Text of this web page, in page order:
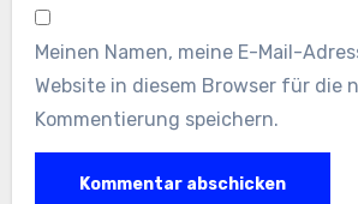
Meinen Namen, meine E-Mail-
Website in diesem Browser für die
Kommentierung speichern.